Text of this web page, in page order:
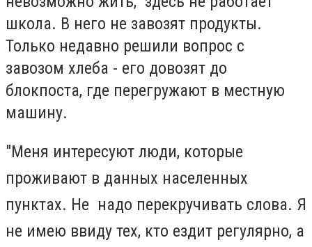
школа. В него не завозят продукты.
Только недавно решили вопрос с
завозом хлеба - его довозят до
блокпоста, где перегружают в местную
машину.
"Меня интересуют люди, которые
проживают в данных населенных
пунктах. Не надо перекручивать слова. Я
не имею ввиду тех, кто ездит регулярно, а